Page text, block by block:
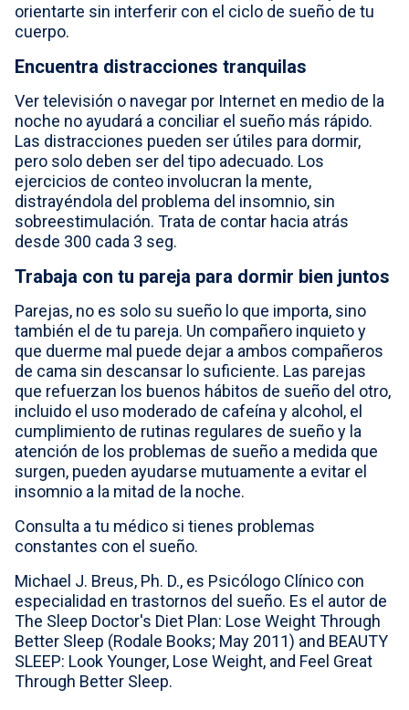
orientarte sin interferir con el ciclo de sueño de tu
cuerpo.
Encuentra distracciones tranquilas
Ver televisión o navegar por Internet en medio de la
noche no ayudará a conciliar el sueño más rápido.
Las distracciones pueden ser útiles para dormir,
pero solo deben ser del tipo adecuado. Los
ejercicios de conteo involucran la mente,
distrayéndola del problema del insomnio, sin
sobreestimulación. Trata de contar hacia atrás
desde 300 cada 3 seg.
Trabaja con tu pareja para dormir bien juntos
Parejas, no es solo su sueño lo que importa, sino
también el de tu pareja. Un compañero inquieto y
que duerme mal puede dejar a ambos compañeros
de cama sin descansar lo suficiente. Las parejas
que refuerzan los buenos hábitos de sueño del otro,
incluido el uso moderado de cafeína y alcohol, el
cumplimiento de rutinas regulares de sueño y la
atención de los problemas de sueño a medida que
surgen, pueden ayudarse mutuamente a evitar el
insomnio a la mitad de la noche.
Consulta a tu médico si tienes problemas
constantes con el sueño.
Michael J. Breus, Ph. D., es Psicólogo Clínico con
especialidad en trastornos del sueño. Es el autor de
The Sleep Doctor's Diet Plan: Lose Weight Through
Better Sleep (Rodale Books; May 2011) and BEAUTY
SLEEP: Look Younger, Lose Weight, and Feel Great
Through Better Sleep.